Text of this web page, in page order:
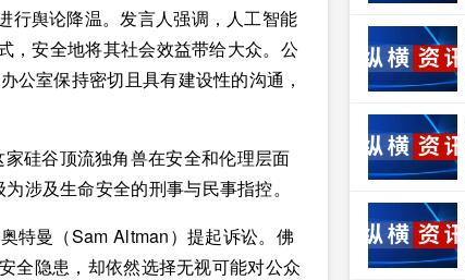
行舆论降温。发言人强调，人工智能
，安全地将其社会效益带给大众。公
公室保持密切且具有建设性的沟通，
硅谷顶流独角兽在安全和伦理层面
涉及生命安全的刑事与民事指控。
特曼（Sam Altman）提起诉讼。佛
全隐患，却依然选择无视可能对公众